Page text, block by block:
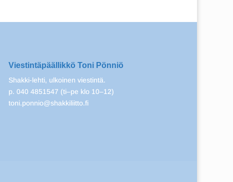
Viestintäpäällikkö Toni Pönniö
Shakki-lehti, ulkoinen viestintä.
p. 040 4851547 (ti–pe klo 10–12)
toni.ponnio@shakkiliitto.fi